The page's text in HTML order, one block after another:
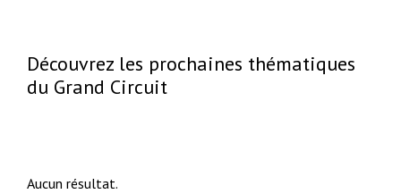
Découvrez les prochaines thématiques
du Grand Circuit
Aucun résultat.